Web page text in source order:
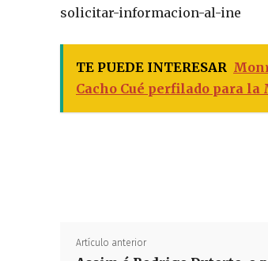
solicitar-informacion-al-ine
TE PUEDE INTERESAR
Cacho Cué perfilado para la
Artículo anterior